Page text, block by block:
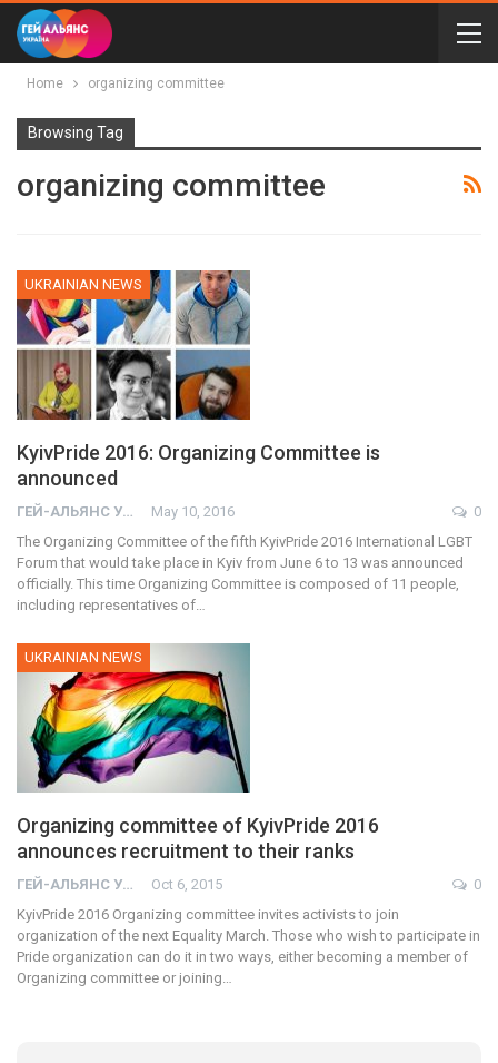
Home organizing committee
Browsing Tag
organizing committee
UKRAINIAN NEWS
KyivPride 2016: Organizing Committee is
announced
ГЕЙ-АЛЬЯНС УКРАИНА May 10, 2016
0
The Organizing Committee of the fifth KyivPride 2016 International LGBT
Forum that would take place in Kyiv from June 6 to 13 was announced
officially. This time Organizing Committee is composed of 11 people,
including representatives of…
UKRAINIAN NEWS
Organizing committee of KyivPride 2016
announces recruitment to their ranks
ГЕЙ-АЛЬЯНС УКРАИНА Oct 6, 2015
0
KyivPride 2016 Organizing committee invites activists to join
organization of the next Equality March. Those who wish to participate in
Pride organization can do it in two ways, either becoming a member of
Organizing committee or joining…